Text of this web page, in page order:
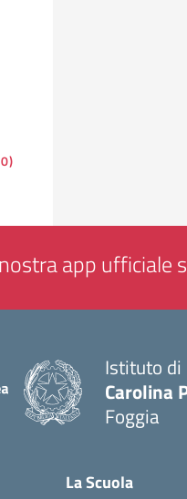
app ufficiale
Istituto di
Carolina
Foggia
La Scuola